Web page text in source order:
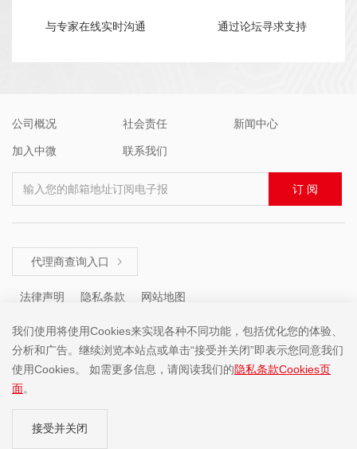
与专家在线实时沟通 通过论坛寻求支持
公司概况 社会责任 新闻中心
加入中微 联系我们
输入您的邮箱地址订阅电子报 订 阅
代理商查询入口 
法律声明 隐私条款 网站地图
咨询热线 ： +86 (755) 8671 5143
我们使用将使用Cookies来实现各种不同功能，包括优化您的体验、
分析和广告。继续浏览本站点或单击“接受并关闭”即表示您同意我们
使用Cookies。 如需更多信息，请阅读我们的隐私条款Cookies页
面。
接受并关闭